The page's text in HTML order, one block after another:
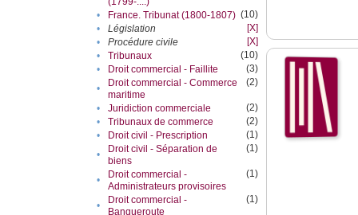
• France. Tribunat (1800-1807) (10)
•
Législation
[X]
•
Procédure civile
[X]
•
Tribunaux
(10)
•
Droit commercial - Faillite
(3)
•
Droit commercial - Commerce
maritime
(2)
• Juridiction commerciale
(2)
•
Tribunaux de commerce
(2)
•
Droit civil - Prescription
(1)
•
Droit civil - Séparation de
biens
(1)
•
Droit commercial -
Administrateurs provisoires
(1)
•
Droit commercial -
Banqueroute
(1)